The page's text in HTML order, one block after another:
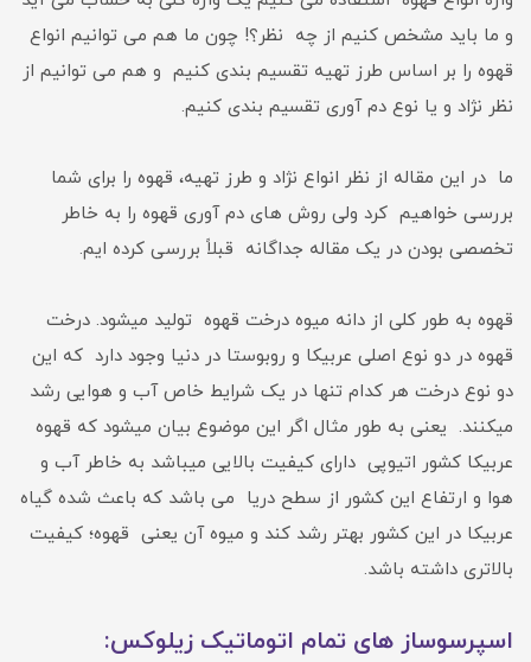
و ما باید مشخص کنیم از چه نظر؟! چون ما هم می توانیم انواع
قهوه را بر اساس طرز تهیه تقسیم بندی کنیم و هم می توانیم از
نظر نژاد و یا نوع دم آوری تقسیم بندی کنیم.
ما در این مقاله از نظر انواع نژاد و طرز تهیه، قهوه را برای شما
بررسی خواهیم کرد ولی روش های دم آوری قهوه را به خاطر
تخصصی بودن در یک مقاله جداگانه قبلاً بررسی کرده ایم.
قهوه به طور کلی از دانه میوه درخت قهوه تولید میشود. درخت
قهوه در دو نوع اصلی عربیکا و روبوستا در دنیا وجود دارد که این
دو نوع درخت هر کدام تنها در یک شرایط خاص آب و هوایی رشد
میکنند. یعنی به طور مثال اگر این موضوع بیان میشود که قهوه
عربیکا کشور اتیوپی دارای کیفیت بالایی میباشد به خاطر آب و
هوا و ارتفاع این کشور از سطح دریا می باشد که باعث شده گیاه
عربیکا در این کشور بهتر رشد کند و میوه آن یعنی قهوه؛ کیفیت
بالاتری داشته باشد.
اسپرسوساز های تمام اتوماتیک زیلوکس: